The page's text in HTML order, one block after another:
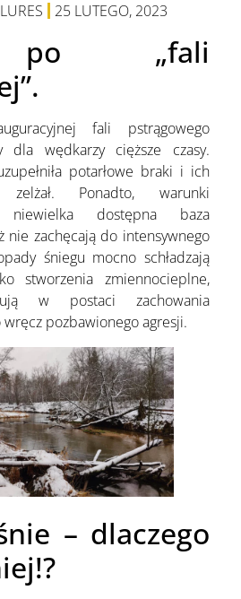
25 LUTEGO, 2023
po „fali
fali pstrągowego
dla wędkarzy cięższe czasy.
potarłowe braki i ich
Ponadto, warunki
dostępna baza
nie zachęcają do intensywnego
śniegu mocno schładzają
stworzenia zmiennocieplne,
w postaci zachowania
pozbawionego agresji.
– dlaczego